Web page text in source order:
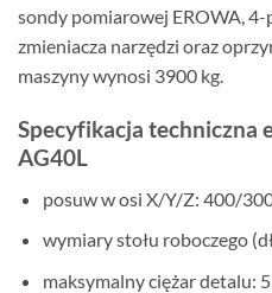
sondy pomiarowej EROWA,
zmieniacza narzędzi oraz
maszyny wynosi 3900 kg.
Specyfikacja techniczna
AG40L
posuw w osi X/Y/Z: 400/
wymiary stołu roboczego
maksymalny ciężar detalu: